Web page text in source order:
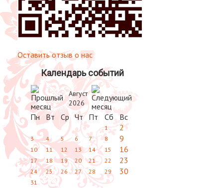
Оставить отзыв о нас
Календарь событий
Август
2026
Пн Вт Ср Чт Пт Сб Вс
1 2
3 4 5 6 7 8 9
10 11 12 13 14 15 16
17 18 19 20 21 22 23
24 25 26 27 28 29 30
31